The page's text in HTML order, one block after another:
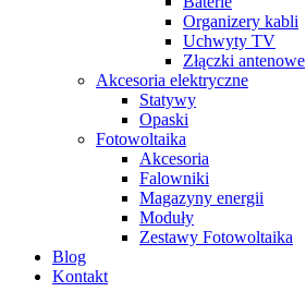
Organizery kabli
Uchwyty TV
Złączki antenowe
Akcesoria elektryczne
Statywy
Opaski
Fotowoltaika
Akcesoria
Falowniki
Magazyny energii
Moduły
Zestawy Fotowoltaika
Blog
Kontakt